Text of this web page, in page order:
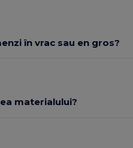
în vrac sau en gros?
materialului?